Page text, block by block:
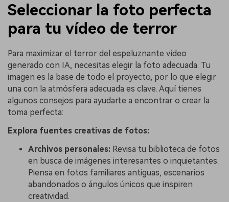
Seleccionar la foto perfecta
para tu vídeo de terror
Para maximizar el terror del espeluznante vídeo
generado con IA, necesitas elegir la foto adecuada. Tu
imagen es la base de todo el proyecto, por lo que elegir
una con la atmósfera adecuada es clave. Aquí tienes
algunos consejos para ayudarte a encontrar o crear la
toma perfecta:
Explora fuentes creativas de fotos:
Archivos personales: Revisa tu biblioteca de fotos
en busca de imágenes interesantes o inquietantes.
Piensa en fotos familiares antiguas, escenarios
abandonados o ángulos únicos que inspiren
creatividad.